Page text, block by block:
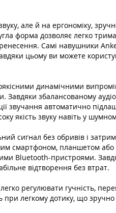
але й на ергономіку,
форма дозволяє легко
Самі навушники
цьому ви можете
динамічними
Завдяки збалансованому
звучання автоматично
якість звуку навіть у
сигнал без обривів і
смартфоном, планшетом
Bluetooth-пристроями.
відтворення без втрат.
регулювати гучність,
при легкому дотику, що зручно